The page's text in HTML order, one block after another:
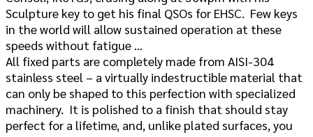
Sculpture key to get his final QSOs for EHSC. Few keys
in the world will allow sustained operation at these
speeds without fatigue …
All fixed parts are completely made from AISI-304
stainless steel – a virtually indestructible material that
can only be shaped to this perfection with specialized
machinery. It is polished to a finish that should stay
perfect for a lifetime, and, unlike plated surfaces, you